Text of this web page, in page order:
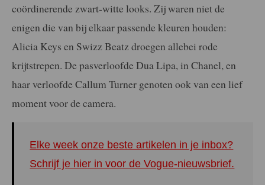
coördinerende zwart-witte looks. Zij waren niet de
enigen die van bij elkaar passende kleuren houden:
Alicia Keys en Swizz Beatz droegen allebei rode
krijtstrepen. De pasverloofde Dua Lipa, in Chanel, en
haar verloofde Callum Turner genoten ook van een lief
moment voor de camera.
Elke week onze beste artikelen in je inbox?
Schrijf je hier in voor de Vogue-nieuwsbrief.